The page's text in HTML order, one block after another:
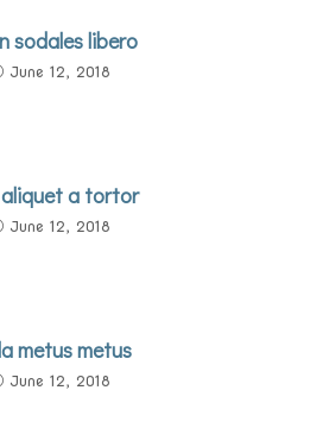
sodales libero
June 12, 2018
a tortor
June 12, 2018
metus metus
June 12, 2018